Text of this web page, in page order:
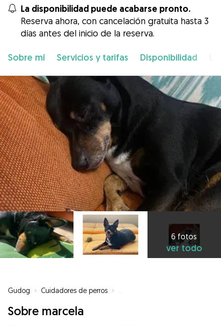
La disponibilidad puede acabarse pronto.
Reserva ahora, con cancelación gratuita hasta 3
días antes del inicio de la reserva.
Sobre mí Servicios y tarifas Disponibilidad
6 fotos
ver todo
Gudog » Cuidadores de perros »
Sobre marcela